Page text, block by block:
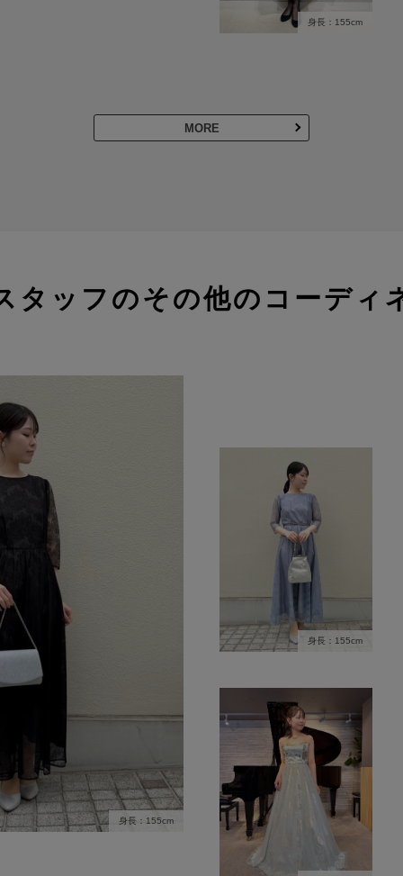
身長：155cm
MORE
タッフのその他のコーディ
身長：155cm
身長：155cm